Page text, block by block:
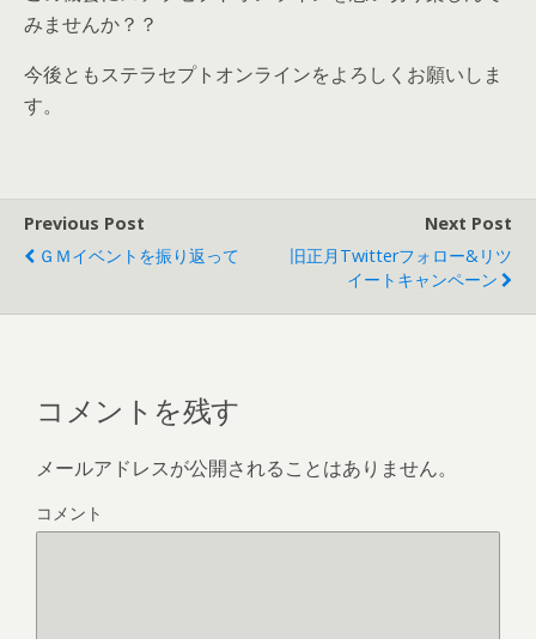
みませんか？？
今後ともステラセプトオンラインをよろしくお願いしま
す。
Previous Post
ＧＭイベントを振り返って
Next Post
旧正月Twitterフォロー&リツ
イートキャンペーン
コメントを残す
メールアドレスが公開されることはありません。
コメント